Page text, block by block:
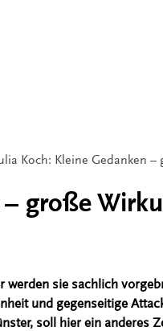
Koch: Kleine Gedanken –
große
sie sachlich
und gegenseitige
soll hier ein anderes